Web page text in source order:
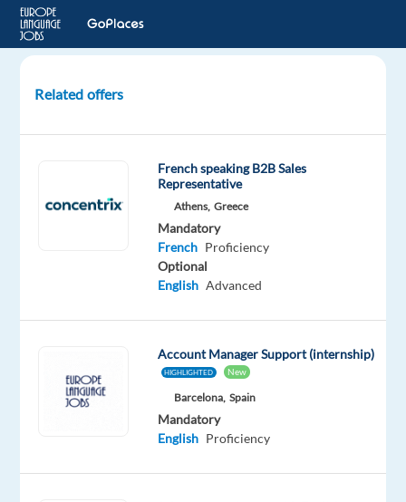
Assistant
PARIS
Mother
tongue
Related offers
French speaking B2B Sales
Representative
Athens, Greece
Mandatory
French Proficiency
Optional
English Advanced
Account Manager Support (internship)
HIGHLIGHTED New
Barcelona, Spain
Mandatory
English Proficiency